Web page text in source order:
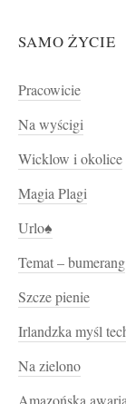
SAMO ŻYCIE
Pracowicie
Na wyścigi
Wicklow i okolice
Magia Plagi
Urlo♠
Temat – bumerang
Szcze pienie
Irlandzka myśl
Na zielono